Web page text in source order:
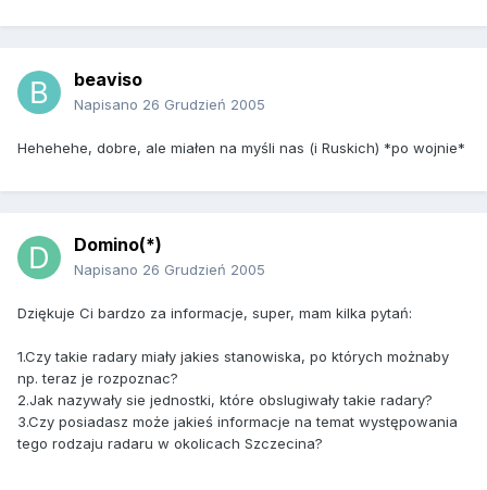
beaviso
Napisano 26 Grudzień 2005
Hehehehe, dobre, ale miałen na myśli nas (i Ruskich) *po wojnie*
Domino(*)
Napisano 26 Grudzień 2005
Dziękuje Ci bardzo za informacje, super, mam kilka pytań:
1.Czy takie radary miały jakies stanowiska, po których możnaby
np. teraz je rozpoznac?
2.Jak nazywały sie jednostki, które obslugiwały takie radary?
3.Czy posiadasz może jakieś informacje na temat występowania
tego rodzaju radaru w okolicach Szczecina?